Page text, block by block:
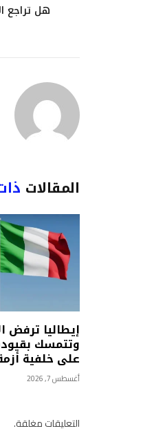
هل تراجع
المقالات
إيطاليا ترفض
وتتمسك
على خلفية
أغسطس 7, 2026
التعليقات مغلقة.